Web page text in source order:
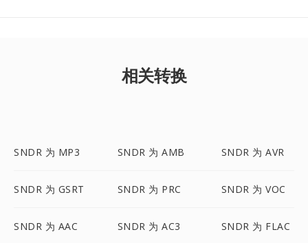
相关转换
SNDR 为 MP3 SNDR 为 AMB SNDR 为 AVR
SNDR 为 GSRT SNDR 为 PRC SNDR 为 VOC
SNDR 为 AAC SNDR 为 AC3 SNDR 为 FLAC